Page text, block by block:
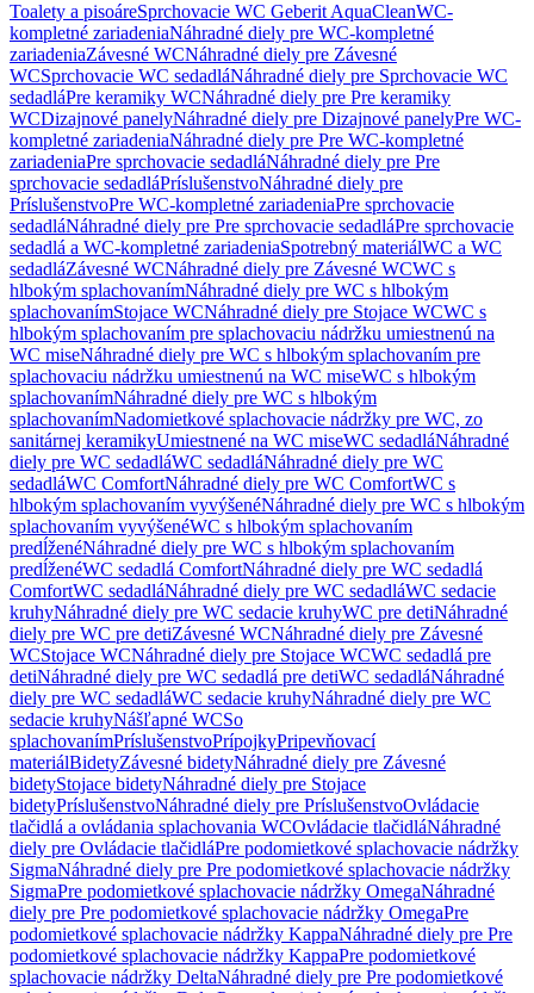
Toalety a pisoáreSprchovacie WC Geberit AquaCleanWC-
kompletné zariadeniaNáhradné diely pre WC-kompletné
zariadeniaZávesné WCNáhradné diely pre Závesné
WCSprchovacie WC sedadláNáhradné diely pre Sprchovacie WC
sedadláPre keramiky WCNáhradné diely pre Pre keramiky
WCDizajnové panelyNáhradné diely pre Dizajnové panelyPre WC-
kompletné zariadeniaNáhradné diely pre Pre WC-kompletné
zariadeniaPre sprchovacie sedadláNáhradné diely pre Pre
sprchovacie sedadláPríslušenstvoNáhradné diely pre
PríslušenstvoPre WC-kompletné zariadeniaPre sprchovacie
sedadláNáhradné diely pre Pre sprchovacie sedadláPre sprchovacie
sedadlá a WC-kompletné zariadeniaSpotrebný materiálWC a WC
sedadláZávesné WCNáhradné diely pre Závesné WCWC s
hlbokým splachovanímNáhradné diely pre WC s hlbokým
splachovanímStojace WCNáhradné diely pre Stojace WCWC s
hlbokým splachovaním pre splachovaciu nádržku umiestnenú na
WC miseNáhradné diely pre WC s hlbokým splachovaním pre
splachovaciu nádržku umiestnenú na WC miseWC s hlbokým
splachovanímNáhradné diely pre WC s hlbokým
splachovanímNadomietkové splachovacie nádržky pre WC, zo
sanitárnej keramikyUmiestnené na WC miseWC sedadláNáhradné
diely pre WC sedadláWC sedadláNáhradné diely pre WC
sedadláWC ComfortNáhradné diely pre WC ComfortWC s
hlbokým splachovaním vyvýšenéNáhradné diely pre WC s hlbokým
splachovaním vyvýšenéWC s hlbokým splachovaním
predĺženéNáhradné diely pre WC s hlbokým splachovaním
predĺženéWC sedadlá ComfortNáhradné diely pre WC sedadlá
ComfortWC sedadláNáhradné diely pre WC sedadláWC sedacie
kruhyNáhradné diely pre WC sedacie kruhyWC pre detiNáhradné
diely pre WC pre detiZávesné WCNáhradné diely pre Závesné
WCStojace WCNáhradné diely pre Stojace WCWC sedadlá pre
detiNáhradné diely pre WC sedadlá pre detiWC sedadláNáhradné
diely pre WC sedadláWC sedacie kruhyNáhradné diely pre WC
sedacie kruhyNášľapné WCSo
splachovanímPríslušenstvoPrípojkyPripevňovací
materiálBidetyZávesné bidetyNáhradné diely pre Závesné
bidetyStojace bidetyNáhradné diely pre Stojace
bidetyPríslušenstvoNáhradné diely pre PríslušenstvoOvládacie
tlačidlá a ovládania splachovania WCOvládacie tlačidláNáhradné
diely pre Ovládacie tlačidláPre podomietkové splachovacie nádržky
SigmaNáhradné diely pre Pre podomietkové splachovacie nádržky
SigmaPre podomietkové splachovacie nádržky OmegaNáhradné
diely pre Pre podomietkové splachovacie nádržky OmegaPre
podomietkové splachovacie nádržky KappaNáhradné diely pre Pre
podomietkové splachovacie nádržky KappaPre podomietkové
splachovacie nádržky DeltaNáhradné diely pre Pre podomietkové